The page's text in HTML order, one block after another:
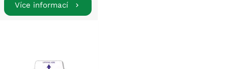
Více informací